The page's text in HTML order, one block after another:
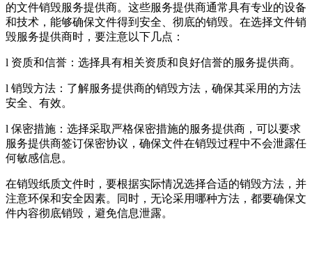
的文件销毁服务提供商。这些服务提供商通常具有专业的设备
和技术，能够确保文件得到安全、彻底的销毁。在选择文件销
毁服务提供商时，要注意以下几点：
l 资质和信誉：选择具有相关资质和良好信誉的服务提供商。
l 销毁方法：了解服务提供商的销毁方法，确保其采用的方法
安全、有效。
l 保密措施：选择采取严格保密措施的服务提供商，可以要求
服务提供商签订保密协议，确保文件在销毁过程中不会泄露任
何敏感信息。
在销毁纸质文件时，要根据实际情况选择合适的销毁方法，并
注意环保和安全因素。同时，无论采用哪种方法，都要确保文
件内容彻底销毁，避免信息泄露。